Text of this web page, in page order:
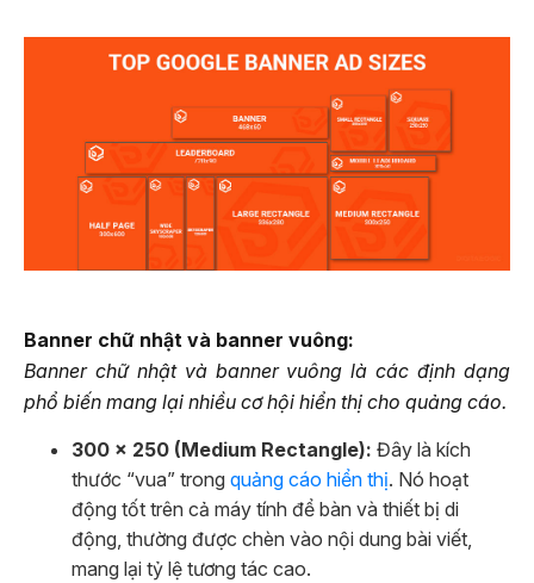
Banner chữ nhật và banner vuông:
Banner chữ nhật và banner vuông là các định dạng
phổ biến mang lại nhiều cơ hội hiển thị cho quảng cáo.
300 x 250 (Medium Rectangle): Đây là kích
thước “vua” trong quảng cáo hiển thị. Nó hoạt
động tốt trên cả máy tính để bàn và thiết bị di
động, thường được chèn vào nội dung bài viết,
mang lại tỷ lệ tương tác cao.